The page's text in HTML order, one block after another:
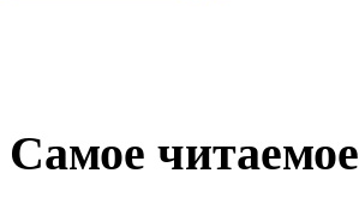
Самое читаемое